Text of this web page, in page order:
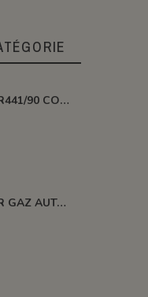
BRULEUR R441/90 COUDE PUISSANCE 116 KW
INVERSEUR GAZ AUTOMATIQUE 12kg/h 1.5 BAR M-M 20X150